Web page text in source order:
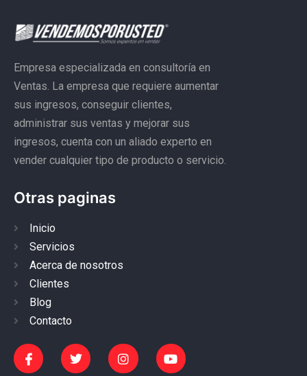
Empresa especializada en consultoría en
Ventas. La empresa que requiere aumentar
sus ingresos, conseguir clientes,
administrar sus ventas y mejorar sus
ingresos, cuenta con un aliado experto en
vender cualquier tipo de producto o servicio.
Otras paginas
Inicio
Servicios
Acerca de nosotros
Clientes
Blog
Contacto